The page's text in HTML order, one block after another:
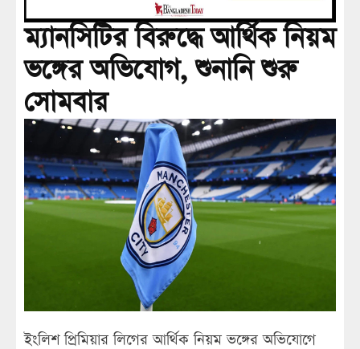
ম্যানসিটির বিরুদ্ধে আর্থিক নিয়ম
ভঙ্গের অভিযোগ, শুনানি শুরু
সোমবার
ইংলিশ প্রিমিয়ার লিগের আর্থিক নিয়ম ভঙ্গের অভিযোগে